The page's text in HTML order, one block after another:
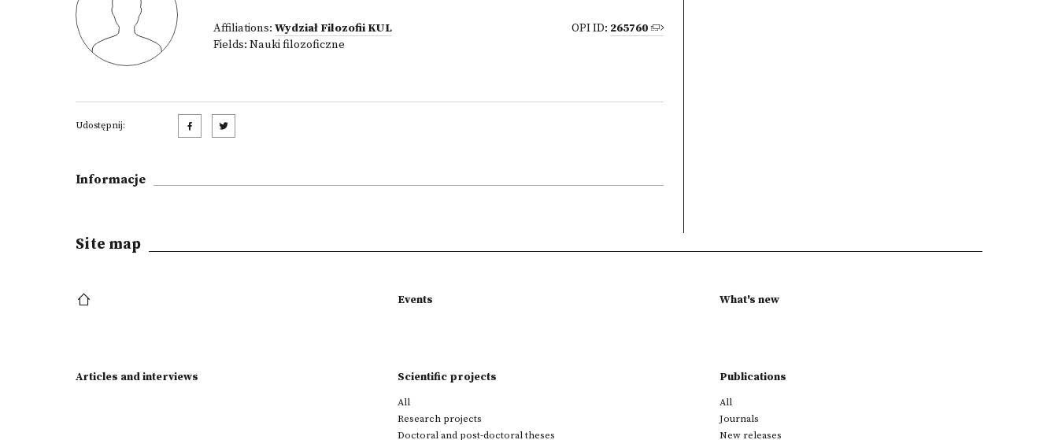
Affiliations: Wydział Filozofii KUL
Fields: Nauki filozoficzne
OPI ID: 265760
Udostępnij:
Informacje
Site map
Events What's new
Articles and interviews Scientific projects
All
Research projects
Doctoral and post-doctoral theses
Publications
All
Journals
New releases